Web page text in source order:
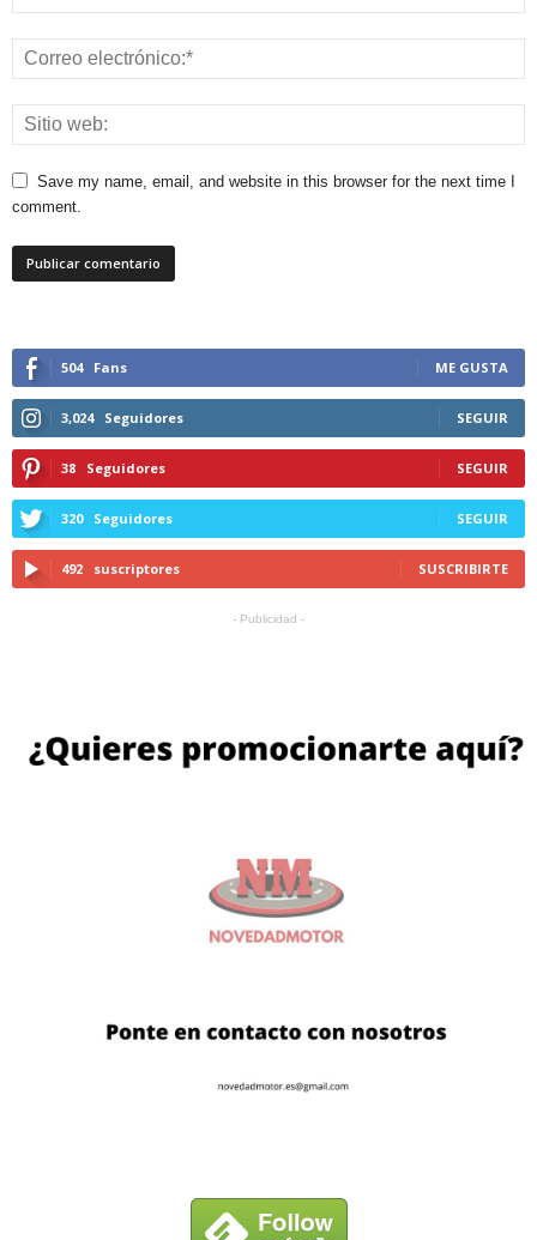
Save my name, email, and website in this browser for the next time I
comment.
504 Fans ME GUSTA
3,024 Seguidores SEGUIR
38 Seguidores SEGUIR
320 Seguidores SEGUIR
492 suscriptores SUSCRIBIRTE
- Publicidad -